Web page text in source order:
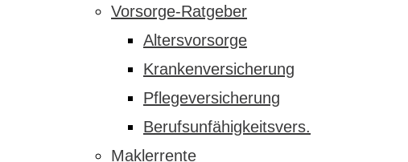
Vorsorge-Ratgeber
Altersvorsorge
Krankenversicherung
Pflegeversicherung
Berufsunfähigkeitsvers.
Maklerrente